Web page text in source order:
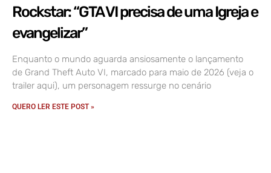
Rockstar: “GTA VI precisa de uma Igreja e
evangelizar”
Enquanto o mundo aguarda ansiosamente o lançamento
de Grand Theft Auto VI, marcado para maio de 2026 (veja o
trailer aqui), um personagem ressurge no cenário
QUERO LER ESTE POST »